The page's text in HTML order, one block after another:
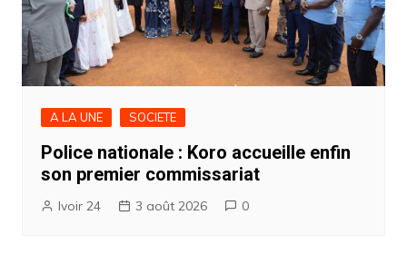
A LA UNE SOCIETE
Police nationale : Koro accueille enfin
son premier commissariat
Ivoir 24 3 août 2026 0